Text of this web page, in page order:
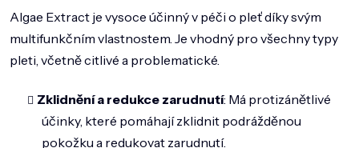
Algae Extract je vysoce účinný v péči o pleť díky svým
multifunkčním vlastnostem. Je vhodný pro všechny typy
pleti, včetně citlivé a problematické.
Zklidnění a redukce zarudnutí: Má protizánětlivé
účinky, které pomáhají zklidnit podrážděnou
pokožku a redukovat zarudnutí.